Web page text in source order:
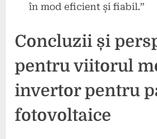
în mod eficient și fiabil.”
Concluzii și
pentru viitorul
invertor pentru
fotovoltaice